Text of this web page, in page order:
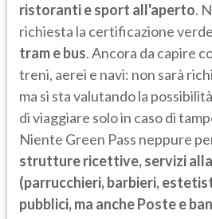
ristoranti e sport all'aperto.
richiesta la certificazione
tram e bus. Ancora da capire
treni, aerei e navi: non sarà
ma si sta valutando la
di viaggiare solo in caso di
Niente Green Pass neppure
strutture ricettive, servizi
(parrucchieri, barbieri,
pubblici, ma anche Poste e